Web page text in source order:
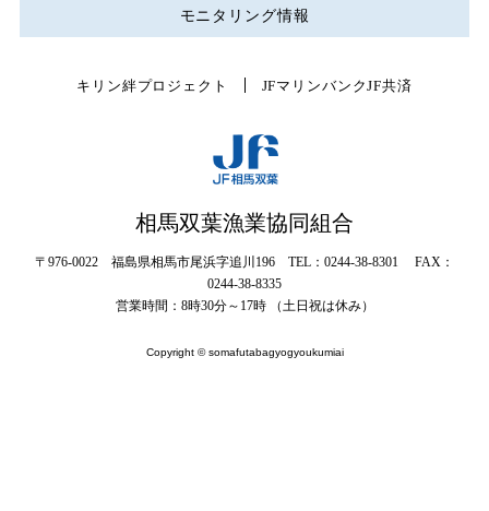
モニタリング情報
キリン絆プロジェクト JFマリンバンクJF共済
相馬双葉漁業協同組合
〒976-0022 福島県相馬市尾浜字追川196 TEL：0244-38-8301 FAX：
0244-38-8335
営業時間：8時30分～17時 （土日祝は休み）
Copyright © somafutabagyogyoukumiai